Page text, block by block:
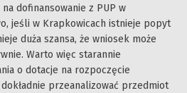
dofinansowanie z PUP w
jeśli w Krapkowicach istnieje popyt
duża szansa, że wniosek może
Warto więc starannie
o dotacje na rozpoczęcie
przeanalizować przedmiot